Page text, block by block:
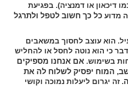
דיכאון או דמנציה). בפגיעת
מדוע כל כך חשוב לטפל ולתרגל
הוא עוצב לחסוך במשאבים
כי הוא נוטה לחסל או להחליש
בשימוש. אם אנחנו מספיקים
המוח יפסיק לשלוח לה את
. זה יגרום ליעלות נמוכה וקושי